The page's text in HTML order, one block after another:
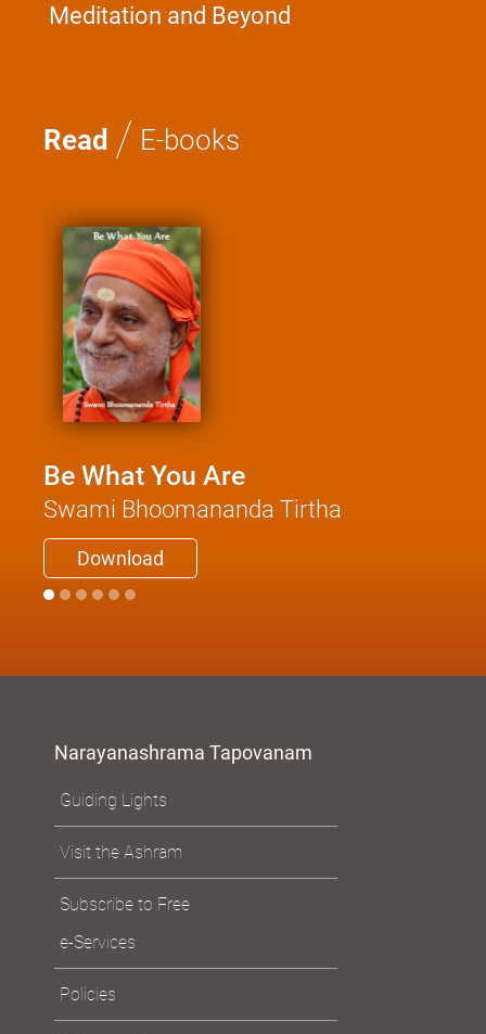
Meditation and Beyond
Read / E-books
Be What You Are
Swami Bhoomananda Tirtha
Download
Narayanashrama Tapovanam
Guiding Lights
Visit the Ashram
Subscribe to Free
e-Services
Policies